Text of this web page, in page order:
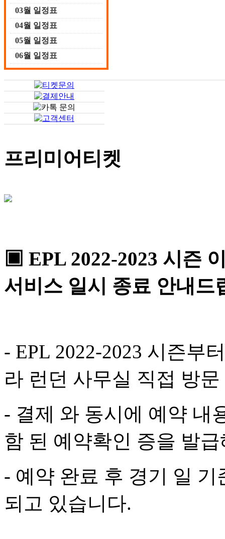
03월 일정표
04월 일정표
05월 일정표
06월 일정표
프리미어티켓
▣ EPL 2022-2023 시즌
서비스 일시 종료 안내드
- EPL 2022-2023 시즌부
라 런던 사무실 직접 방
- 결제 와 동시에 예약 내
함 된 예약확인 증을 발
- 예약 완료 후 경기 일
되고 있습니다.​